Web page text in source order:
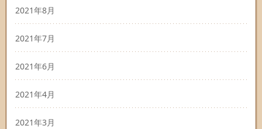
2021年8月
2021年7月
2021年6月
2021年4月
2021年3月